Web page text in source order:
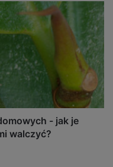
- jak je
walczyć?